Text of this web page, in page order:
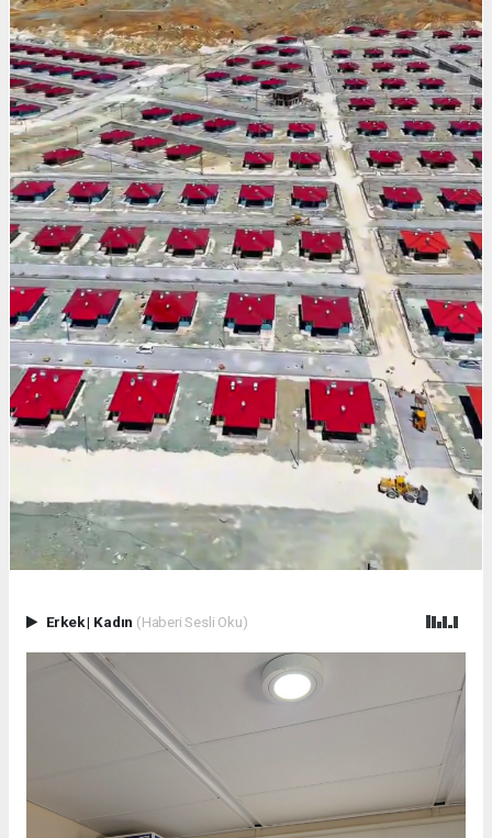
Erkek| Kadın (Haberi Sesli Oku)